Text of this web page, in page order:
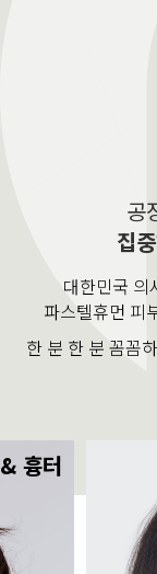
공
집
대한민국 의
파스텔휴먼 피
한 분 한 분 꼼꼼
흉터